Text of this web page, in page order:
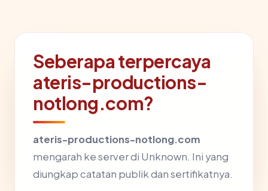
Seberapa terpercaya
ateris-productions-
notlong.com?
ateris-productions-notlong.com
mengarah ke server di Unknown. Ini yang
diungkap catatan publik dan sertifikatnya.